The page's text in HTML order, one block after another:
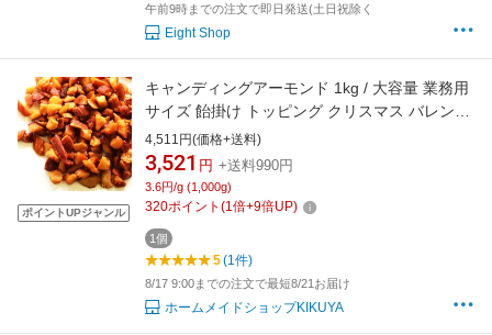
午前9時までの注文で即日発送(土日祝除く
Eight Shop
ポイントUPジャンル
キャンディングアーモンド 1kg / 大容量 業務用
サイズ 飴掛け トッピング クリスマス バレンタ
イン ナッツ ダイス パン材料 製菓材料
4,511円(価格+送料)
3,521 円 +送料990円
3.6円/g (1,000g)
320ポイント (1倍+9倍UP)
1個
5(1件)
8/17 9:00までの注文で最短8/21お届け
ホームメイドショップKIKUYA